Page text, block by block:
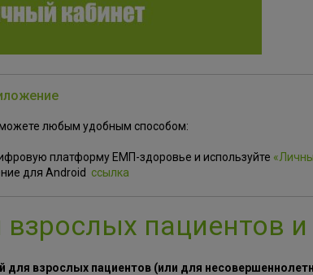
любым удобным способом:
платформу ЕМП-здоровье и используйте
для Android ссылка
пациентов и
взрослых пациентов (или для